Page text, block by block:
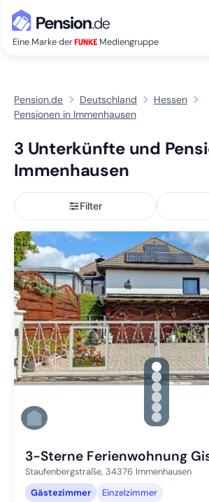
Eine Marke der Mediengruppe
Pension.de Deutschland
Hessen
Pensionen in Immenhausen
3 Unterkünfte und
Immenhausen
Filter
Zu Slide 1
Zu Slide 2
Zu Slide 3
Zu Slide 4
Zu Slide 5
Zu Slide 6
3-Sterne Ferienwohnung
Staufenbergstraße, 34376 Immenhausen
Gästezimmer
Einzelzimmer